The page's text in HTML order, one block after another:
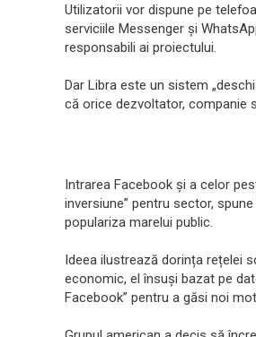
Utilizatorii vor dispune pe
serviciile Messenger și
responsabili ai proiectului.
Dar Libra este un sistem
că orice dezvoltator, companie
Intrarea Facebook și a celor
inversiune” pentru sector,
populariza marelui public.
Ideea ilustrează dorința rețelei
economic, el însuși bazat pe
Facebook” pentru a găsi noi